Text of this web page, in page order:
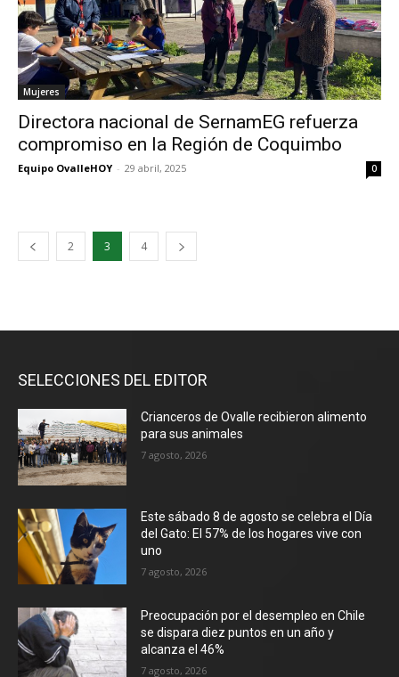
Mujeres
Directora nacional de SernamEG refuerza
compromiso en la Región de Coquimbo
Equipo OvalleHOY - 29 abril, 2025 0
2 3 4
SELECCIONES DEL EDITOR
Crianceros de Ovalle recibieron alimento
para sus animales
7 agosto, 2026
Este sábado 8 de agosto se celebra el Día
del Gato: El 57% de los hogares vive con
uno
7 agosto, 2026
Preocupación por el desempleo en Chile
se dispara diez puntos en un año y
alcanza el 46%
7 agosto, 2026